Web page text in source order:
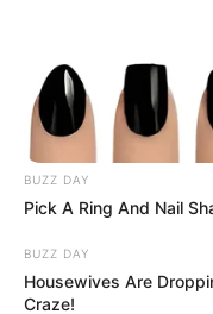
Keresés: